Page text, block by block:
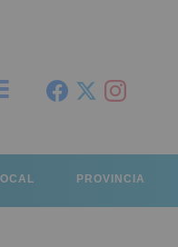
PROVINCIA